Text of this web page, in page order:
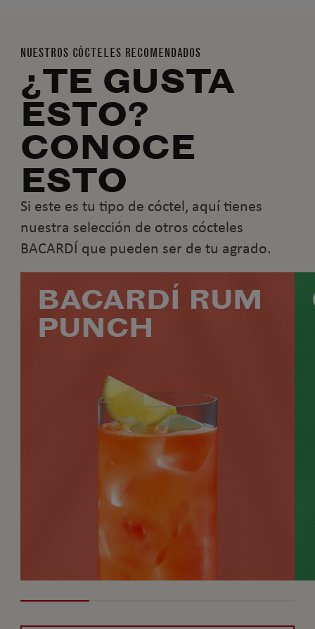
NUESTROS CÓCTELES RECOMENDADOS
¿TE GUSTA
ESTO?
CONOCE
ESTO
Si este es tu tipo de cóctel, aquí tienes
nuestra selección de otros cócteles
BACARDÍ que pueden ser de tu agrado.
BACARDÍ RUM
PUNCH